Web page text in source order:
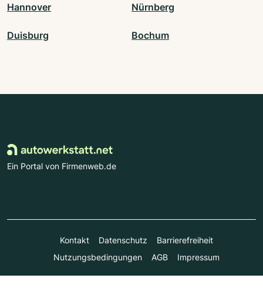
Hannover Nürnberg
Duisburg Bochum
Ein Portal von Firmenweb.de
Kontakt Datenschutz
Barrierefreiheit
Nutzungsbedingungen
AGB Impressum